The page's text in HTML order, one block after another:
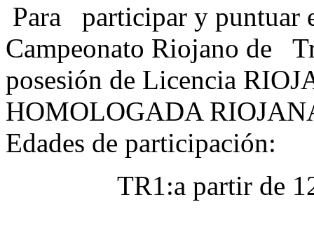
Para participar y puntuar
Campeonato Riojano de
posesión de Licencia
HOMOLOGADA
Edades de participación:
TR1:a